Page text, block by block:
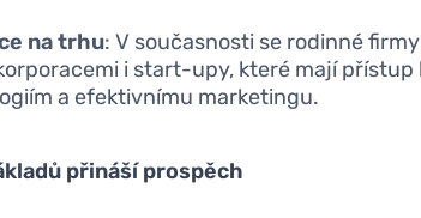
na trhu: V současnosti se rodinné
i start-upy, které mají přístup
a efektivnímu marketingu.
přináší prospěch